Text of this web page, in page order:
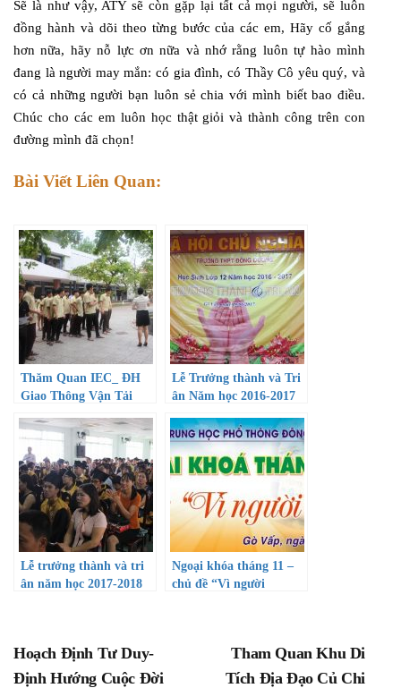
Sẽ là như vậy, ATY sẽ còn gặp lại tất cả mọi người, sẽ luôn
đồng hành và dõi theo từng bước của các em, Hãy cố gắng
hơn nữa, hãy nỗ lực ơn nữa và nhớ rằng luôn tự hào mình
đang là người may mắn: có gia đình, có Thầy Cô yêu quý, và
có cả những người bạn luôn sẻ chia với mình biết bao điều.
Chúc cho các em luôn học thật giỏi và thành công trên con
đường mình đã chọn!
Bài Viết Liên Quan:
Thăm Quan IEC_ ĐH
Giao Thông Vận Tải
Lễ Trưởng thành và Tri
ân Năm học 2016-2017
Lễ trưởng thành và tri
ân năm học 2017-2018
Ngoại khóa tháng 11 –
chủ đề “Vì người
Hoạch Định Tư Duy-
Định Hướng Cuộc Đời
Tham Quan Khu Di
Tích Địa Đạo Củ Chi